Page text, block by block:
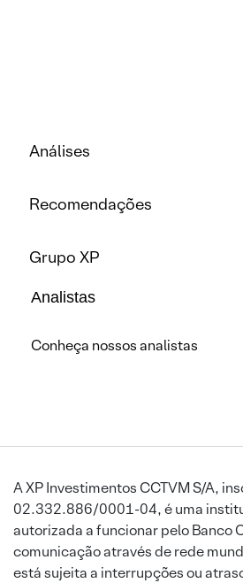
Análises
Recomendações
Grupo XP
Analistas
Conheça nossos analistas
A XP Investimentos CCTVM S/A,
02.332.886/0001-04, é uma
autorizada a funcionar pelo Banco
comunicação através de rede
está sujeita a interrupções ou